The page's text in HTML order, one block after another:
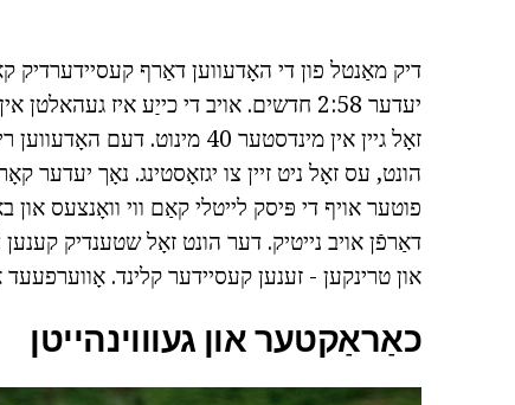
יעדער 2:58 חדשים. אויב די כייַע איז
זאָל גיין אין מינדסטער 40
הונט, עס זאָל ניט זיין צו יגזאָסטינג. נאָך יעדער
פוטער אויף די פּיסק לייטלי קאַם ווי וואָנצעס
דאַרפֿן אויב נייטיק. דער הונט זאָל שטענדיק
און טרינקען - זענען קעסיידער קלינד.
כאַראַקטער און געוווינהייטן